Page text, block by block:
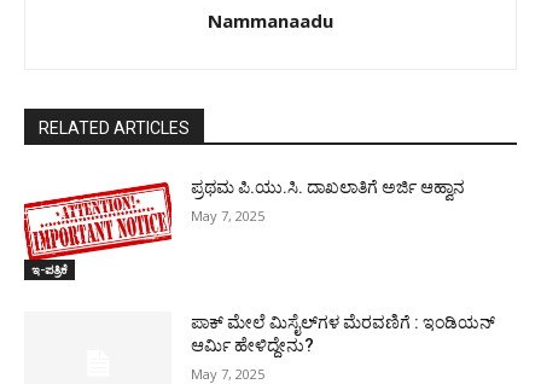
Nammanaadu
RELATED ARTICLES
ಇ-ಪತ್ರಿಕೆ
ಪ್ರಥಮ ಪಿ.ಯು.ಸಿ. ದಾಖಲಾತಿಗೆ ಅರ್ಜಿ ಆಹ್ವಾನ
May 7, 2025
ಪಾಕ್​ ಮೇಲೆ ಮಿಸೈಲ್​ಗಳ ಮೆರವಣಿಗೆ : ಇಂಡಿಯನ್
ಆರ್ಮಿ ಹೇಳಿದ್ದೇನು?
May 7, 2025